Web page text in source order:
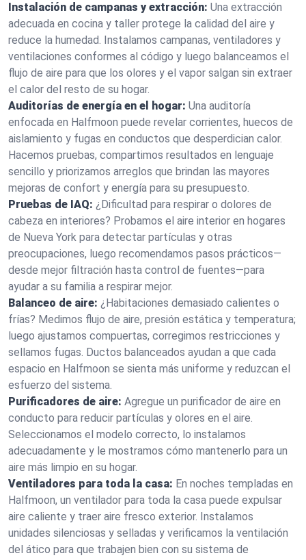
Instalación de campanas y extracción: Una extracción
adecuada en cocina y taller protege la calidad del aire y
reduce la humedad. Instalamos campanas, ventiladores y
ventilaciones conformes al código y luego balanceamos el
flujo de aire para que los olores y el vapor salgan sin extraer
el calor del resto de su hogar.
Auditorías de energía en el hogar: Una auditoría
enfocada en Halfmoon puede revelar corrientes, huecos de
aislamiento y fugas en conductos que desperdician calor.
Hacemos pruebas, compartimos resultados en lenguaje
sencillo y priorizamos arreglos que brindan las mayores
mejoras de confort y energía para su presupuesto.
Pruebas de IAQ: ¿Dificultad para respirar o dolores de
cabeza en interiores? Probamos el aire interior en hogares
de Nueva York para detectar partículas y otras
preocupaciones, luego recomendamos pasos prácticos—
desde mejor filtración hasta control de fuentes—para
ayudar a su familia a respirar mejor.
Balanceo de aire: ¿Habitaciones demasiado calientes o
frías? Medimos flujo de aire, presión estática y temperatura;
luego ajustamos compuertas, corregimos restricciones y
sellamos fugas. Ductos balanceados ayudan a que cada
espacio en Halfmoon se sienta más uniforme y reduzcan el
esfuerzo del sistema.
Purificadores de aire: Agregue un purificador de aire en
conducto para reducir partículas y olores en el aire.
Seleccionamos el modelo correcto, lo instalamos
adecuadamente y le mostramos cómo mantenerlo para un
aire más limpio en su hogar.
Ventiladores para toda la casa: En noches templadas en
Halfmoon, un ventilador para toda la casa puede expulsar
aire caliente y traer aire fresco exterior. Instalamos
unidades silenciosas y selladas y verificamos la ventilación
del ático para que trabajen bien con su sistema de